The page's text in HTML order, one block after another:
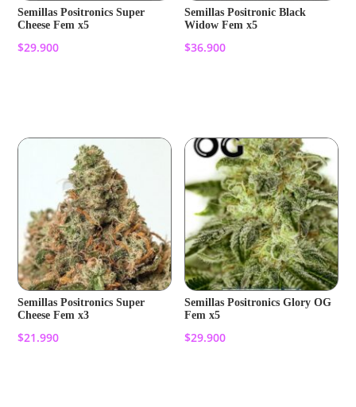
Semillas Positronics Super
Cheese Fem x5
$29.900
Semillas Positronic Black
Widow Fem x5
$36.900
Semillas Positronics Super
Cheese Fem x3
$21.990
Semillas Positronics Glory OG
Fem x5
$29.900